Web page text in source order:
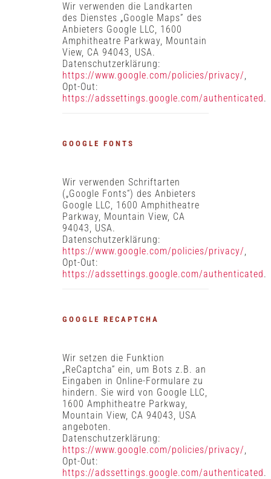
Wir verwenden die Landkarten
des Dienstes „Google Maps” des
Anbieters Google LLC, 1600
Amphitheatre Parkway, Mountain
View, CA 94043, USA.
Datenschutzerklärung:
https://www.google.com/policies/privacy/,
Opt-Out:
https://adssettings.google.com/authenticated.
GOOGLE FONTS
Wir verwenden Schriftarten
(„Google Fonts“) des Anbieters
Google LLC, 1600 Amphitheatre
Parkway, Mountain View, CA
94043, USA.
Datenschutzerklärung:
https://www.google.com/policies/privacy/,
Opt-Out:
https://adssettings.google.com/authenticated.
GOOGLE RECAPTCHA
Wir setzen die Funktion
„ReCaptcha“ ein, um Bots z.B. an
Eingaben in Online-Formulare zu
hindern. Sie wird von Google LLC,
1600 Amphitheatre Parkway,
Mountain View, CA 94043, USA
angeboten.
Datenschutzerklärung:
https://www.google.com/policies/privacy/,
Opt-Out:
https://adssettings.google.com/authenticated.